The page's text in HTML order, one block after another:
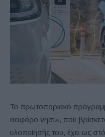
Το πρωτοποριακό
αειφόρο νησί», που
υλοποίησής του, έχει ως